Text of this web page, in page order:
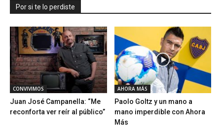
Por si te lo perdiste
CONVIVIMOS
Juan José Campanella: “Me
reconforta ver reír al público”
AHORA MÁS
Paolo Goltz y un mano a
mano imperdible con Ahora
Más